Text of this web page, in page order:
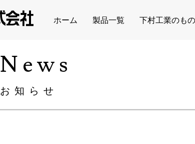
ホーム 製品一覧 下村工業のも
News
お知らせ